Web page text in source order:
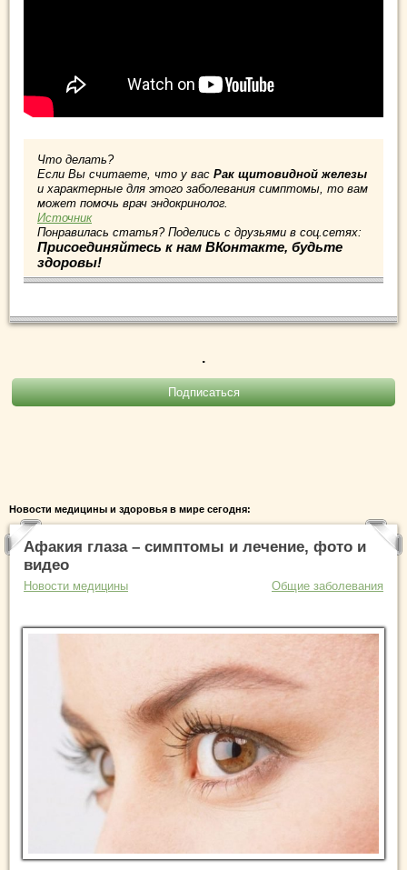
Что делать?
Если Вы считаете, что у вас Рак щитовидной железы
и характерные для этого заболевания симптомы, то вам
может помочь врач эндокринолог.
Источник
Понравилась статья? Поделись с друзьями в соц.сетях:
Присоединяйтесь к нам ВКонтакте, будьте
здоровы!
.
Новости медицины и здоровья в мире сегодня:
Афакия глаза – симптомы и лечение, фото и
видео
Новости медицины Общие заболевания